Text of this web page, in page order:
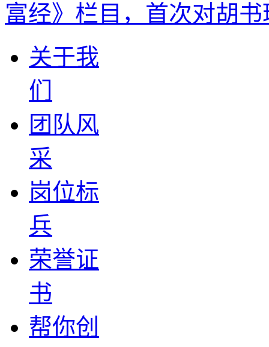
富经》栏目，首次对胡
关于我
们
团队风
采
岗位标
兵
荣誉证
书
帮你创